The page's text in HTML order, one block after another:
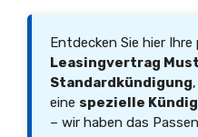
Entdecken Sie hier
Leasingvertrag
Standardkündigung
eine spezielle
– wir haben das